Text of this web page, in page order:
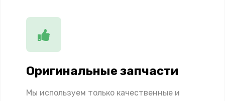
Оригинальные запчасти
Мы используем только качественные и